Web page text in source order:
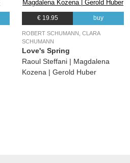
€ 19.95 buy
ROBERT SCHUMANN, CLARA
SCHUMANN
Love's Spring
Raoul Steffani | Magdalena
Kozena | Gerold Huber